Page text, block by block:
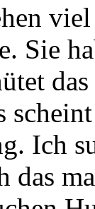
Sie
Ich
das